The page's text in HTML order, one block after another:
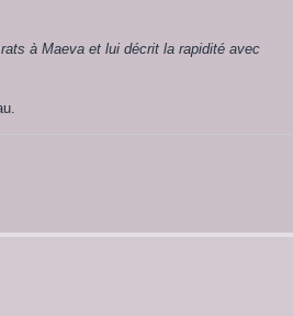
à Maeva et lui décrit la rapidité avec